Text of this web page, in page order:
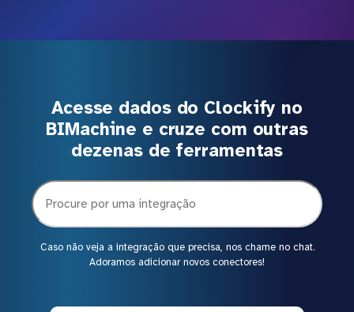
Acesse dados do Clockify no
BIMachine e cruze com outras
dezenas de ferramentas
Caso não veja a integração que precisa, nos chame no chat.
Adoramos adicionar novos conectores!